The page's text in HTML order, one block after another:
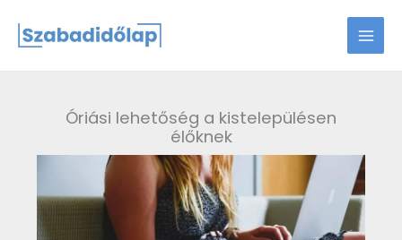
content
Óriási lehetőség a kistelepülésen
élőknek